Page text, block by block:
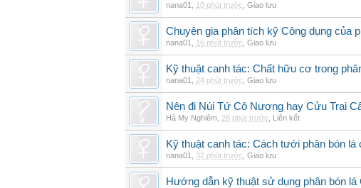
nana01 10 phút trước Giao lưu
Chuyên gia phân tích kỹ Công dụng của
nana01 16 phút trước Giao lưu
Kỹ thuật canh tác: Chất hữu cơ trong
nana01 24 phút trước Giao lưu
Nên đi Núi Tứ Cô Nương hay Cửu Trại
Hà My Nghiêm 26 phút trước Liên kết
Kỹ thuật canh tác: Cách tưới phân bón lá
nana01 32 phút trước Giao lưu
Hướng dẫn kỹ thuật sử dụng phân bón lá